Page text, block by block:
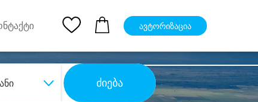
ავტორიზაცია
ძიება